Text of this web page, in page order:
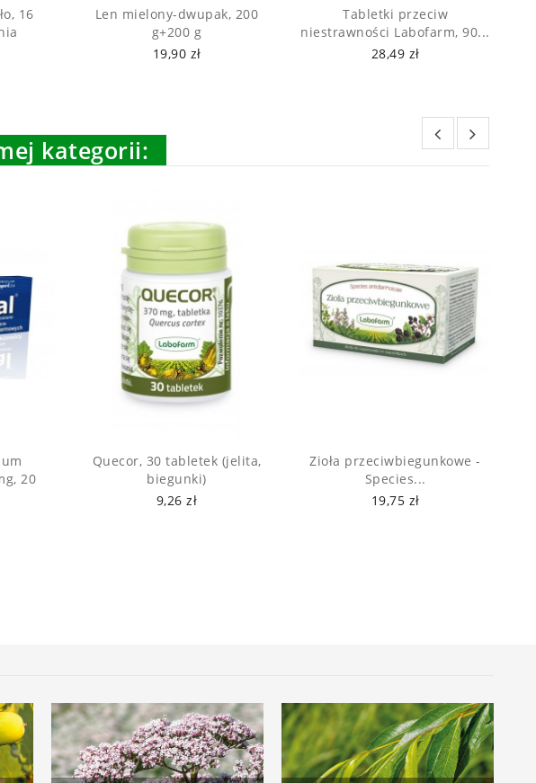
16
Len mielony-dwupak, 200
g+200 g
19,90 zł
Tabletki przeciw
niestrawności Labofarm, 90...
28,49 zł
kategorii:
20
Quecor, 30 tabletek (jelita,
biegunki)
9,26 zł
Zioła przeciwbiegunkowe -
Species...
19,75 zł